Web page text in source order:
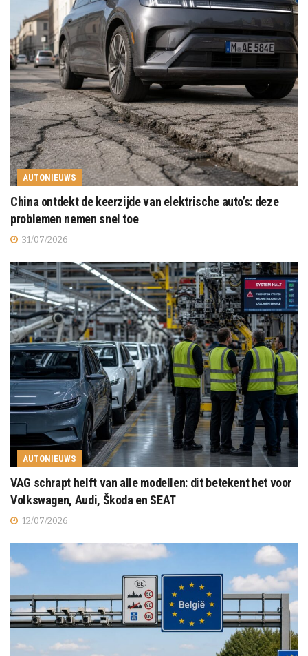
AUTONIEUWS
China ontdekt de keerzijde van elektrische auto’s: deze
problemen nemen snel toe
31/07/2026
AUTONIEUWS
VAG schrapt helft van alle modellen: dit betekent het voor
Volkswagen, Audi, Škoda en SEAT
12/07/2026